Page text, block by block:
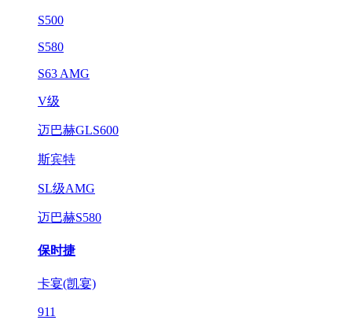
S500
S580
S63 AMG
V级
迈巴赫GLS600
斯宾特
SL级AMG
迈巴赫S580
保时捷
卡宴(凯宴)
911